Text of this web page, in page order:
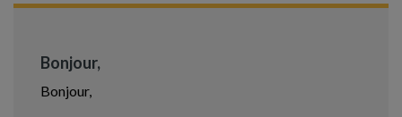
Bonjour,
Bonjour,